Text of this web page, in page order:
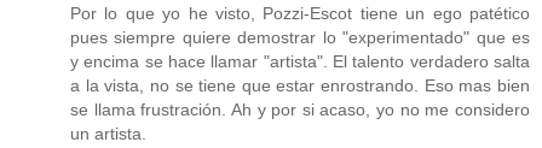
Por lo que yo he visto, Pozzi-Escot tiene un ego patético
pues siempre quiere demostrar lo "experimentado" que es
y encima se hace llamar "artista". El talento verdadero salta
a la vista, no se tiene que estar enrostrando. Eso mas bien
se llama frustración. Ah y por si acaso, yo no me considero
un artista.